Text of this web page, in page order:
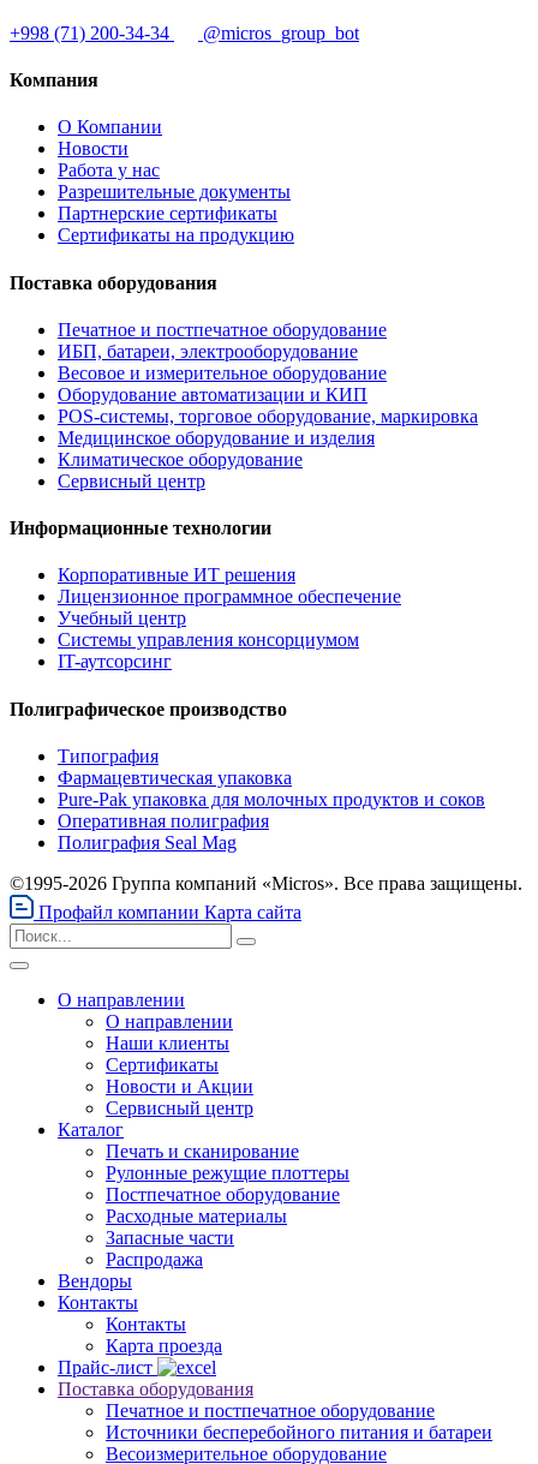
+998 (71) 200-34-34 @micros_group_bot
Компания
О Компании
Новости
Работа у нас
Разрешительные документы
Партнерские сертификаты
Сертификаты на продукцию
Поставка оборудования
Печатное и постпечатное оборудование
ИБП, батареи, электрооборудование
Весовое и измерительное оборудование
Оборудование автоматизации и КИП
POS-системы, торговое оборудование, маркировка
Медицинское оборудование и изделия
Климатическое оборудование
Сервисный центр
Информационные технологии
Корпоративные ИТ решения
Лицензионное программное обеспечение
Учебный центр
Системы управления консорциумом
IT-аутсорсинг
Полиграфическое производство
Типография
Фармацевтическая упаковка
Pure-Pak упаковка для молочных продуктов и соков
Оперативная полиграфия
Полиграфия Seal Mag
©1995-2026 Группа компаний «Micros». Все права защищены.
Профайл компании Карта сайта
О направлении
О направлении
Наши клиенты
Сертификаты
Новости и Акции
Сервисный центр
Каталог
Печать и сканирование
Рулонные режущие плоттеры
Постпечатное оборудование
Расходные материалы
Запасные части
Распродажа
Вендоры
Контакты
Контакты
Карта проезда
Прайс-лист
Поставка оборудования
Печатное и постпечатное оборудование
Источники бесперебойного питания и батареи
Весоизмерительное оборудование